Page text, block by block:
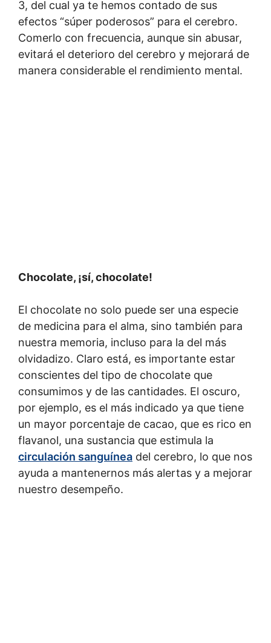
3, del cual ya te hemos contado de sus
efectos “súper poderosos” para el cerebro.
Comerlo con frecuencia, aunque sin abusar,
evitará el deterioro del cerebro y mejorará de
manera considerable el rendimiento mental.
Chocolate, ¡sí, chocolate!
El chocolate no solo puede ser una especie
de medicina para el alma, sino también para
nuestra memoria, incluso para la del más
olvidadizo. Claro está, es importante estar
conscientes del tipo de chocolate que
consumimos y de las cantidades. El oscuro,
por ejemplo, es el más indicado ya que tiene
un mayor porcentaje de cacao, que es rico en
flavanol, una sustancia que estimula la
circulación sanguínea del cerebro, lo que nos
ayuda a mantenernos más alertas y a mejorar
nuestro desempeño.